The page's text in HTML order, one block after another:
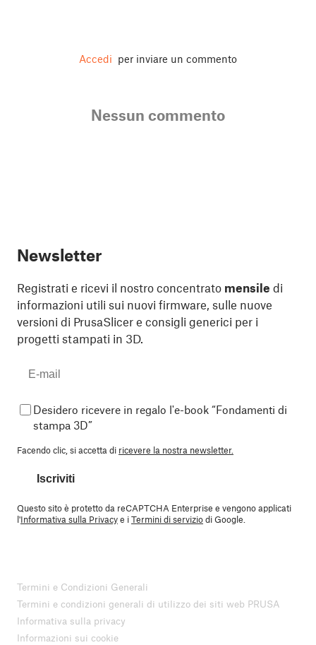
Accedi per inviare un commento
Nessun commento
Newsletter
Registrati e ricevi il nostro concentrato mensile di
informazioni utili sui nuovi firmware, sulle nuove
versioni di PrusaSlicer e consigli generici per i
progetti stampati in 3D.
Desidero ricevere in regalo l'e-book “Fondamenti di
stampa 3D”
Facendo clic, si accetta di ricevere la nostra newsletter.
Iscriviti
Questo sito è protetto da reCAPTCHA Enterprise e vengono applicati
l'Informativa sulla Privacye iTermini di serviziodi Google.
Termini e Condizioni Generali
Termini e condizioni generali di utilizzo dei siti web PRUSA
Informativa sulla privacy
Informazioni sui cookie